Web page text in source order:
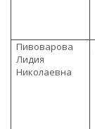
Пивоварова
Лидия
Николаевна